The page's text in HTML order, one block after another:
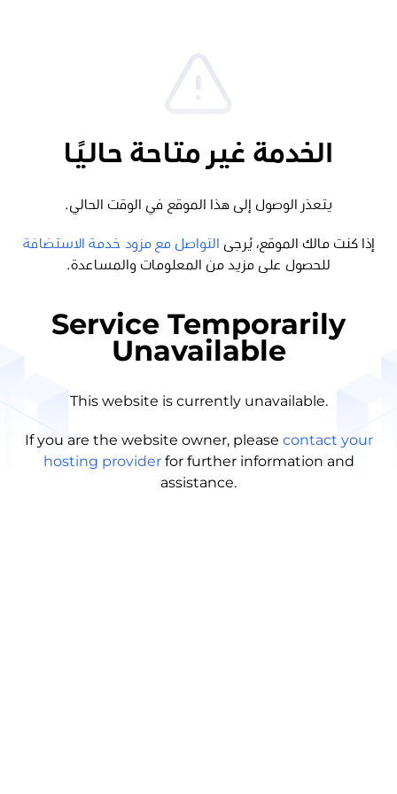
الخدمة غير متاحة حاليًا
يتعذر الوصول إلى هذا الموقع في الوقت الحالي.
إذا كنت مالك الموقع، يُرجى
التواصل مع مزود خدمة الاستضافة
للحصول على مزيد من المعلومات والمساعدة.
Service Temporarily
Unavailable
This website is currently unavailable.
If you are the website owner, please contact your
hosting provider for further information and
assistance.